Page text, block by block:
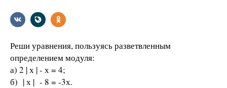
Реши уравнения, пользуясь разветвленным
определением модуля:
а) 2 | х | - х = 4;
б) | х | - 8 = -3х.